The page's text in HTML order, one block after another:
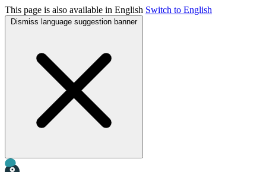
This page is also available in English Switch to English
Dismiss language suggestion banner